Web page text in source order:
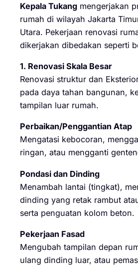
Kepala Tukang mengerjakan
rumah di wilayah Jakarta
Utara. Pekerjaan renovasi
dikerjakan dibedakan seperti
1. Renovasi Skala Besar
Renovasi struktur dan
pada daya tahan bangunan,
tampilan luar rumah.
Perbaikan/Penggantian Atap
Mengatasi kebocoran,
ringan, atau mengganti
Pondasi dan Dinding
Menambah lantai (tingkat),
dinding yang retak rambut
serta penguatan kolom beton.
Pekerjaan Fasad
Mengubah tampilan depan
ulang dinding luar, atau